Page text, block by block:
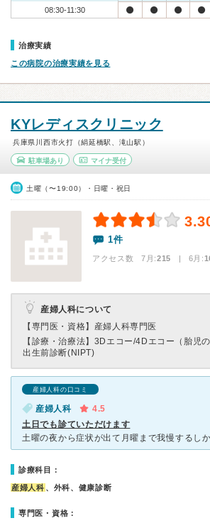
08:30-11:30
治療実績
この病院の治療実績を見る
KYレディスクリニック
兵庫県川西市火打（絹延橋駅、滝山駅）
駐車場あり マイナ受付
土曜（〜19:00）・日曜・祝日
1件
アクセス数 7月:215 | 6月:
産婦人科について
【専門医・資格】 産婦人科専門医
【診療・治療法】 3Dエコー/4Dエコー（胎児
出生前診断(NIPT)
産婦人科の口コミ
産婦人科
4.5
土日でも診ていただけます
診療科目：
産婦人科 、外科、健康診断
専門医・資格：